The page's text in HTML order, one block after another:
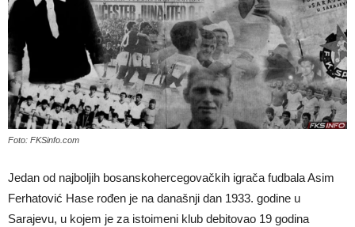
Foto: FKSinfo.com
Jedan od najboljih bosanskohercegovačkih igrača fudbala Asim
Ferhatović Hase rođen je na današnji dan 1933. godine u
Sarajevu, u kojem je za istoimeni klub debitovao 19 godina